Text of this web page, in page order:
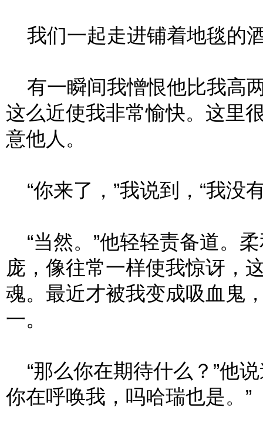
我们一起走进铺着地毯的
有一瞬间我憎恨他比我高
这么近使我非常愉快。这里
意他人。
“你来了，”我说到，“我没
“当然。”他轻轻责备道。
庞，像往常一样使我惊讶，
魂。最近才被我变成吸血鬼
一。
“那么你在期待什么？”他
你在呼唤我，吗哈瑞也是。”